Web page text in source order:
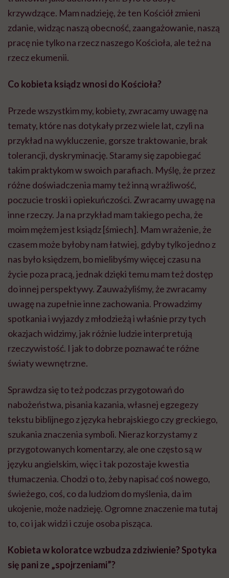
krzywdzące. Mam nadzieję, że ten Kościół zmieni
zdanie, widząc naszą obecność, zaangażowanie, naszą
pracę nie tylko na rzecz naszego Kościoła, ale też na
rzecz ekumenii.
Co kobieta ksiądz wnosi do Kościoła?
Przede wszystkim my, kobiety, zwracamy uwagę na
tematy, które nas dotykały przez wiele lat, czyli na
przykład na wykluczenie, gorsze traktowanie, brak
tolerancji, dyskryminację. Staramy się zapobiegać
takim praktykom w swoich parafiach. Myślę, że przez
różne doświadczenia mamy też inną wrażliwość,
poczucie troski i opiekuńczości. Zwracamy uwagę na
inne rzeczy. Ja na przykład mam takiego pecha, że
moim mężem jest ksiądz [śmiech]. Mam wrażenie, że
czasem może byłoby nam łatwiej, gdyby tylko jedno z
nas było księdzem, bo mielibyśmy więcej czasu na
życie poza pracą, jednak dzięki temu mam też dostęp
do innej perspektywy. Zauważyliśmy, że zwracamy
uwagę na zupełnie inne zachowania. Prowadzimy
spotkania i wyjazdy z młodzieżą i właśnie przy tych
okazjach widzimy, jak różnie ludzie interpretują
rzeczywistość. I jak to dobrze poznawać te różne
światy wewnętrzne.
Sprawdza się to też podczas przygotowań do
nabożeństwa, pisania kazania, własnej egzegezy
tekstu biblijnego z języka hebrajskiego czy greckiego,
szukania znaczenia symboli. Nieraz korzystamy z
przygotowanych komentarzy, ale one często są w
języku angielskim, więc i tak pozostaje kwestia
tłumaczenia. Chodzi o to, żeby napisać coś nowego,
świeżego, coś, co da ludziom do myślenia, da im
ukojenie, może nadzieję. Ogromne znaczenie ma tutaj
to, co i jak widzi i czuje osoba pisząca.
Kobieta w koloratce wzbudza zdziwienie? Spotyka
się pani ze „spojrzeniami”?